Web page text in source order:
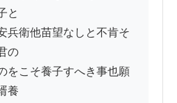
と
兵衛他苗望なしと不肯そ
の
をこそ養子すへき事也願
養